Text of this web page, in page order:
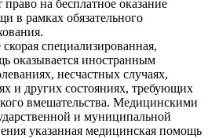
на бесплатное оказание
в рамках обязательного
специализированная,
оказывается иностранным
несчастных случаях,
и других состояниях, требующих
вмешательства. Медицинскими
и муниципальной
указанная медицинская помощь